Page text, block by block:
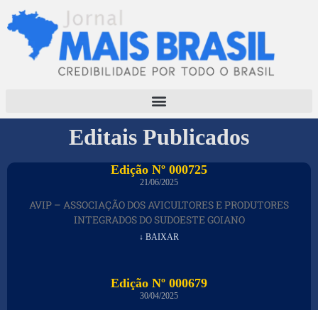
Editais Publicados
Edição Nº 000725
21/06/2025
AVIP – ASSOCIAÇÃO DOS AVICULTORES E PRODUTORES
INTEGRADOS DO SUDOESTE GOIANO
↓ BAIXAR
Edição Nº 000679
30/04/2025